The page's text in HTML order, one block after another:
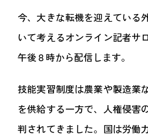
今、大きな転機を迎えている
いて考えるオンライン記者サ
午後８時から配信します。
技能実習制度は農業や製造業
を供給する一方で、人権侵害
判されてきました。国は労働